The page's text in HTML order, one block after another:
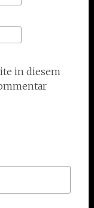
in diesem